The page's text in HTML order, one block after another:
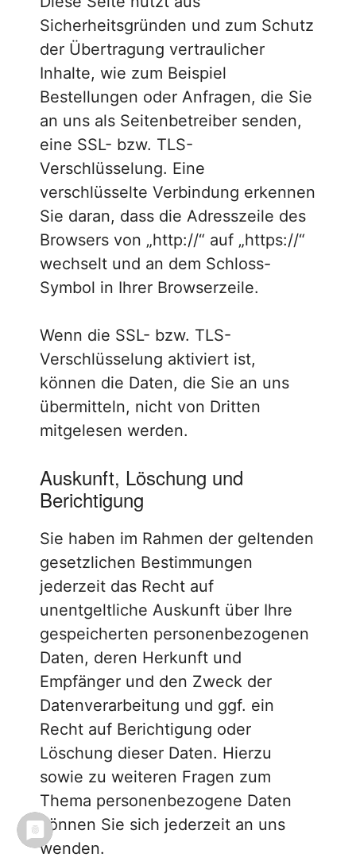
Sicherheitsgründen und zum Schutz
der Übertragung vertraulicher
Inhalte, wie zum Beispiel
Bestellungen oder Anfragen, die Sie
an uns als Seitenbetreiber senden,
eine SSL- bzw. TLS-
Verschlüsselung. Eine
verschlüsselte Verbindung erkennen
Sie daran, dass die Adresszeile des
Browsers von „http://“ auf „https://“
wechselt und an dem Schloss-
Symbol in Ihrer Browserzeile.
Wenn die SSL- bzw. TLS-
Verschlüsselung aktiviert ist,
können die Daten, die Sie an uns
übermitteln, nicht von Dritten
mitgelesen werden.
Auskunft, Löschung und
Berichtigung
Sie haben im Rahmen der geltenden
gesetzlichen Bestimmungen
jederzeit das Recht auf
unentgeltliche Auskunft über Ihre
gespeicherten personenbezogenen
Daten, deren Herkunft und
Empfänger und den Zweck der
Datenverarbeitung und ggf. ein
Recht auf Berichtigung oder
Löschung dieser Daten. Hierzu
sowie zu weiteren Fragen zum
Thema personenbezogene Daten
können Sie sich jederzeit an uns
wenden.